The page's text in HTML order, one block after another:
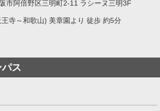
市阿倍野区三明町2-11 ラシーヌ三明3F
王寺～和歌山) 美章園より 徒歩 約5分
ス